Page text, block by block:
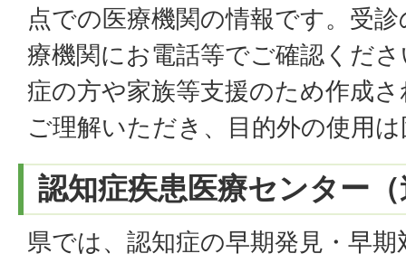
点での医療機関の情報です。受
療機関にお電話等でご確認くだ
症の方や家族等支援のため作成
ご理解いただき、目的外の使用
認知症疾患医療センター
県では、認知症の早期発見・早